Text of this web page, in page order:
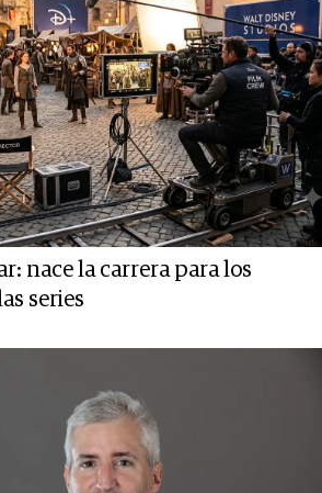
nace la carrera para los
series